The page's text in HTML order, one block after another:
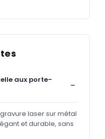
aux porte-
laser sur métal
et durable, sans